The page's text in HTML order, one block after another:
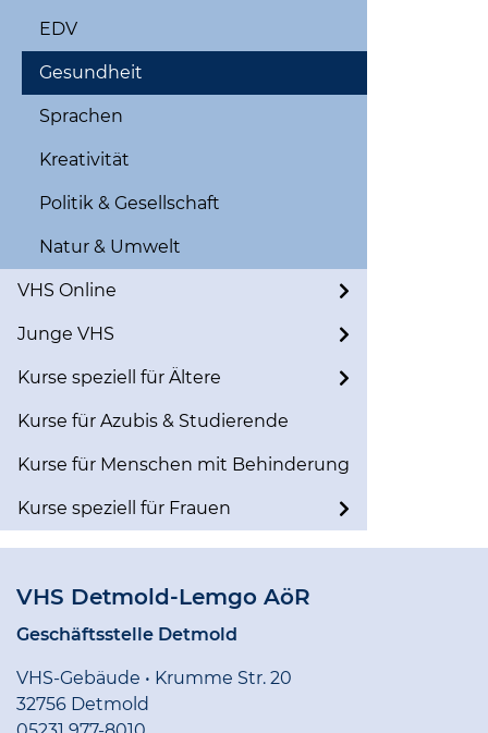
EDV
Gesundheit
Sprachen
Kreativität
Politik & Gesellschaft
Natur & Umwelt
VHS Online
Junge VHS
Kurse speziell für Ältere
Kurse für Azubis & Studierende
Kurse für Menschen mit Behinderung
Kurse speziell für Frauen
VHS Detmold-Lemgo AöR
Geschäftsstelle Detmold
VHS-Gebäude • Krumme Str. 20
32756 Detmold